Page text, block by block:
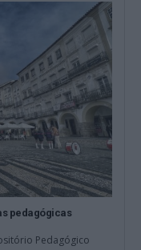
pedagógicas
Pedagógico